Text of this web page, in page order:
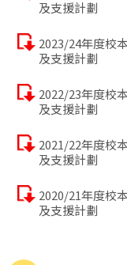
及支援計劃
2023/24年度校
及支援計劃
2022/23年度校
及支援計劃
2021/22年度校
及支援計劃
2020/21年度校
及支援計劃